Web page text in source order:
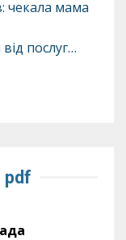
чекала мама
послуг…
pdf